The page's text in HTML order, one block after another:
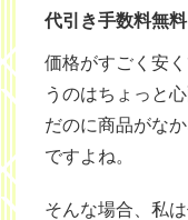
代引き手数料無料
価格がすごく安
うのはちょっと
だのに商品がな
ですよね。
そんな場合、私